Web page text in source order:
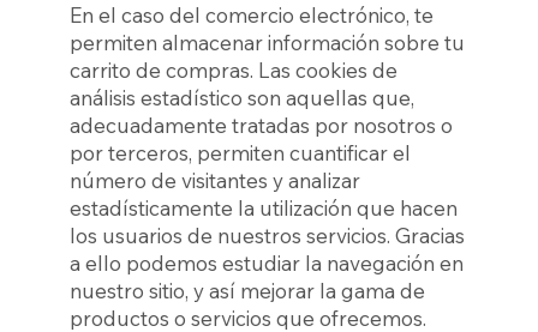
En el caso del comercio electrónico, te
permiten almacenar información sobre tu
carrito de compras. Las cookies de
análisis estadístico son aquellas que,
adecuadamente tratadas por nosotros o
por terceros, permiten cuantificar el
número de visitantes y analizar
estadísticamente la utilización que hacen
los usuarios de nuestros servicios. Gracias
a ello podemos estudiar la navegación en
nuestro sitio, y así mejorar la gama de
productos o servicios que ofrecemos.